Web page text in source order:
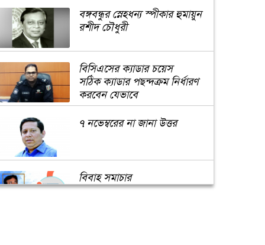
বঙ্গবন্ধুর স্নেহধন্য স্পীকার হুমায়ুন
রশীদ চৌধুরী
বিসিএসের ক্যাডার চয়েস
সঠিক ক্যাডার পছন্দক্রম নির্ধারণ
করবেন যেভাবে
৭ নভেম্বরের না জানা উত্তর
বিবাহ সমাচার